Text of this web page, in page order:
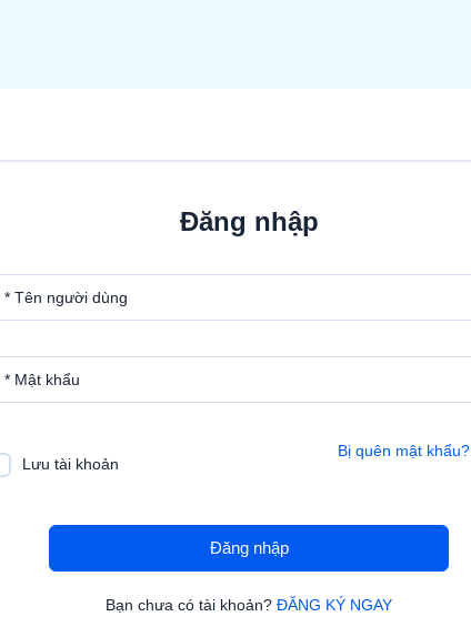
Đăng nhập
* Tên người dùng
* Mật khẩu
Lưu tài khoản
Đăng nhập
Bị quên mật khẩu?
Bạn chưa có tài khoản? ĐĂNG KÝ NGAY